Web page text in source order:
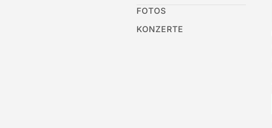
FOTOS
KONZERTE